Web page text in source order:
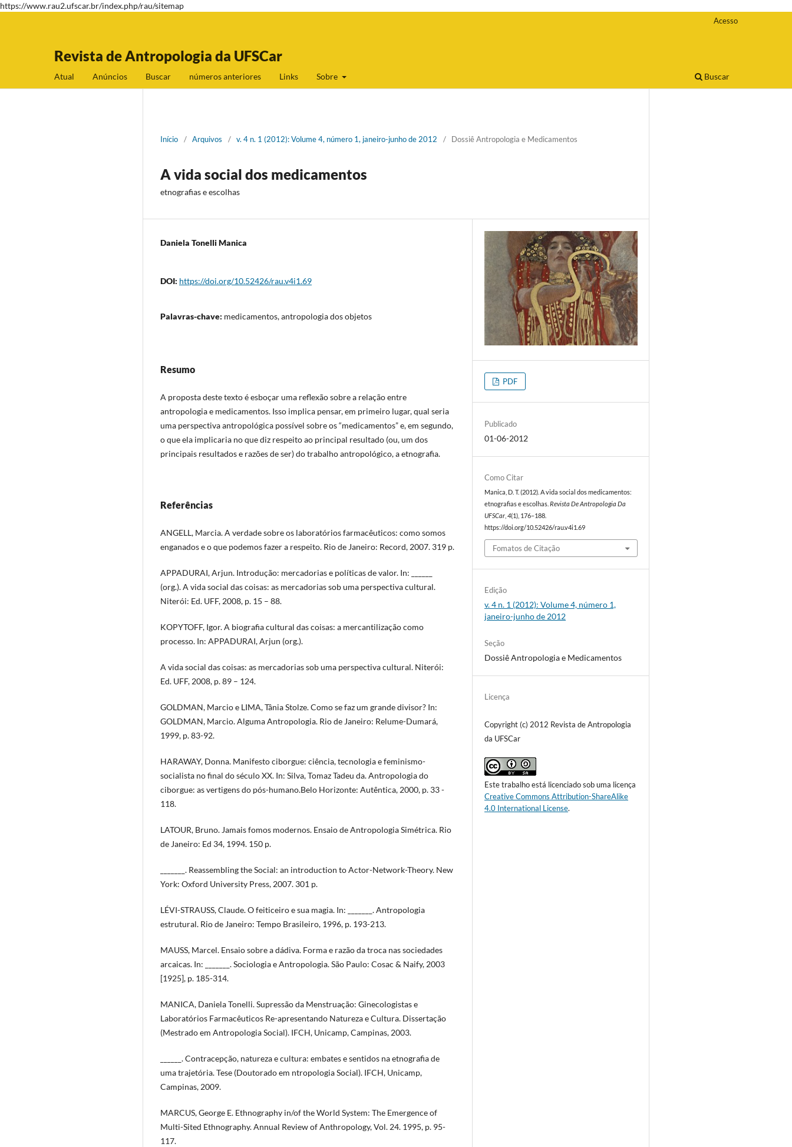
https://www.rau2.ufscar.br/index.php/rau/sitemap
Revista de Antropologia da UFSCar
Atual Anúncios Buscar números anteriores Links Sobre Buscar
Acesso
Início / Arquivos / v. 4 n. 1 (2012): Volume 4, número 1, janeiro-junho de 2012 / Dossiê Antropologia e Medicamentos
A vida social dos medicamentos
etnografias e escolhas
Daniela Tonelli Manica
DOI: https://doi.org/10.52426/rau.v4i1.69
Palavras-chave: medicamentos, antropologia dos objetos
Resumo
A proposta deste texto é esboçar uma reflexão sobre a relação entre
antropologia e medicamentos. Isso implica pensar, em primeiro lugar, qual seria
uma perspectiva antropológica possível sobre os “medicamentos” e, em segundo,
o que ela implicaria no que diz respeito ao principal resultado (ou, um dos
principais resultados e razões de ser) do trabalho antropológico, a etnografia.
Referências
ANGELL, Marcia. A verdade sobre os laboratórios farmacêuticos: como somos
enganados e o que podemos fazer a respeito. Rio de Janeiro: Record, 2007. 319 p.
APPADURAI, Arjun. Introdução: mercadorias e políticas de valor. In: ______
(org.). A vida social das coisas: as mercadorias sob uma perspectiva cultural.
Niterói: Ed. UFF, 2008, p. 15 – 88.
KOPYTOFF, Igor. A biografia cultural das coisas: a mercantilização como
processo. In: APPADURAI, Arjun (org.).
A vida social das coisas: as mercadorias sob uma perspectiva cultural. Niterói:
Ed. UFF, 2008, p. 89 – 124.
GOLDMAN, Marcio e LIMA, Tânia Stolze. Como se faz um grande divisor? In:
GOLDMAN, Marcio. Alguma Antropologia. Rio de Janeiro: Relume-Dumará,
1999, p. 83-92.
HARAWAY, Donna. Manifesto ciborgue: ciência, tecnologia e feminismo-
socialista no final do século XX. In: Silva, Tomaz Tadeu da. Antropologia do
ciborgue: as vertigens do pós-humano.Belo Horizonte: Autêntica, 2000, p. 33 -
118.
LATOUR, Bruno. Jamais fomos modernos. Ensaio de Antropologia Simétrica. Rio
de Janeiro: Ed 34, 1994. 150 p.
_______. Reassembling the Social: an introduction to Actor-Network-Theory. New
York: Oxford University Press, 2007. 301 p.
LÉVI-STRAUSS, Claude. O feiticeiro e sua magia. In: _______. Antropologia
estrutural. Rio de Janeiro: Tempo Brasileiro, 1996, p. 193-213.
MAUSS, Marcel. Ensaio sobre a dádiva. Forma e razão da troca nas sociedades
arcaicas. In: _______. Sociologia e Antropologia. São Paulo: Cosac & Naify, 2003
[1925], p. 185-314.
MANICA, Daniela Tonelli. Supressão da Menstruação: Ginecologistas e
Laboratórios Farmacêuticos Re-apresentando Natureza e Cultura. Dissertação
(Mestrado em Antropologia Social). IFCH, Unicamp, Campinas, 2003.
______. Contracepção, natureza e cultura: embates e sentidos na etnografia de
uma trajetória. Tese (Doutorado em ntropologia Social). IFCH, Unicamp,
Campinas, 2009.
MARCUS, George E. Ethnography in/of the World System: The Emergence of
Multi-Sited Ethnography. Annual Review of Anthropology, Vol. 24. 1995, p. 95-
117.
PDF
Publicado
01-06-2012
Como Citar
Manica, D. T. (2012). A vida social dos medicamentos:
etnografias e escolhas.Revista De Antropologia Da
UFSCar ,4(1), 176–188.
https://doi.org/10.52426/rau.v4i1.69
Fomatos de Citação
Edição
v. 4 n. 1 (2012): Volume 4, número 1,
janeiro-junho de 2012
Seção
Dossiê Antropologia e Medicamentos
Licença
Copyright (c) 2012 Revista de Antropologia
da UFSCar
Este trabalho está licenciado sob uma licença
Creative Commons Attribution-ShareAlike
4.0 International License.